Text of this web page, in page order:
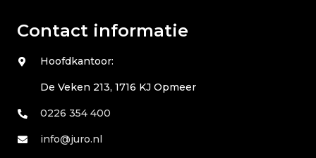
Contact informatie
Hoofdkantoor:
De Veken 213, 1716 KJ Opmeer
0226 354 400
info@juro.nl